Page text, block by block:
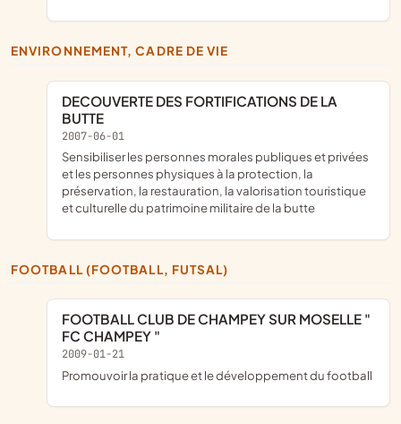
ENVIRONNEMENT, CADRE DE VIE
DECOUVERTE DES FORTIFICATIONS DE LA
BUTTE
2007-06-01
sensibiliser les personnes morales publiques et privées
et les personnes physiques à la protection, la
préservation, la restauration, la valorisation touristique
et culturelle du patrimoine militaire de la butte
FOOTBALL (FOOTBALL, FUTSAL)
FOOTBALL CLUB DE CHAMPEY SUR MOSELLE "
FC CHAMPEY "
2009-01-21
promouvoir la pratique et le développement du football